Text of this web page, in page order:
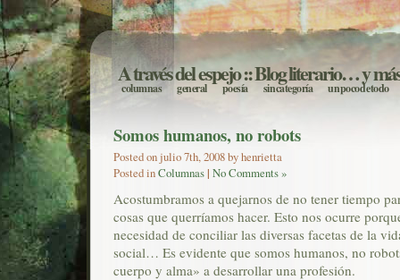
A través del espejo:: Blog literario… y
columnas general poesía sin categoría un poco de todo
Somos humanos, no robots
Posted on julio 7th, 2008 by henrietta
Posted inColumnas| No Comments »
Acostumbramos a quejarnos de no tener tiempo
cosas que querríamos hacer. Esto nos ocurre
necesidad de conciliar las diversas facetas de la
social… Es evidente que somos humanos, no
cuerpo y alma» a desarrollar una profesión.